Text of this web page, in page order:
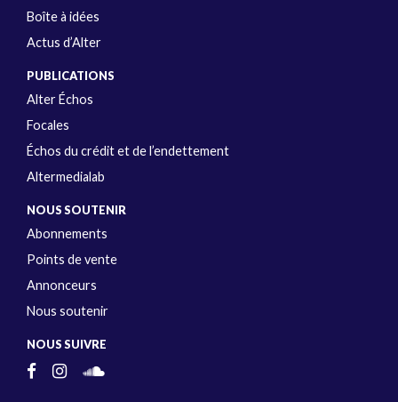
Boîte à idées
Actus d’Alter
PUBLICATIONS
Alter Échos
Focales
Échos du crédit et de l’endettement
Altermedialab
NOUS SOUTENIR
Abonnements
Points de vente
Annonceurs
Nous soutenir
NOUS SUIVRE